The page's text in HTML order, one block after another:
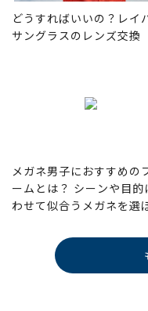
どうすればいいの？レイ
サングラスのレンズ交換
メガネ男子におすすめの
ームとは？ シーンや目的
わせて似合うメガネを選